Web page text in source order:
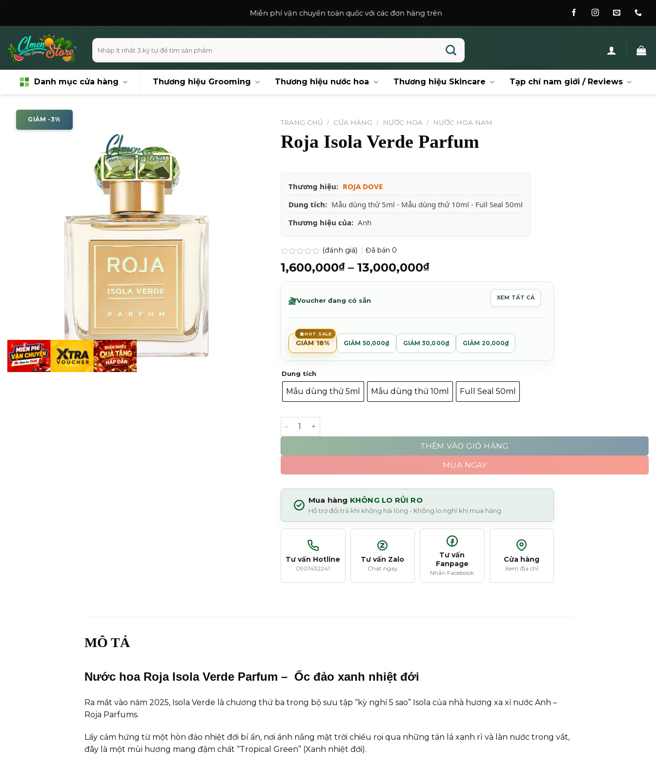
Miễn phí vận chuyển toàn quốc với các đơn hàng trên150,000₫.
Tìm
kiếm:
Danh mục cửa hàng Thương hiệu Grooming Thương hiệu nước hoa Thương hiệu Skincare Tạp chí nam giới / Reviews
GIẢM -3% TRANG CHỦ / CỬA HÀNG / NƯỚC HOA / NƯỚC HOA NAM
Roja Isola Verde Parfum
Thương hiệu: ROJA DOVE
Dung tích: Mẫu dùng thử 5ml - Mẫu dùng thử 10ml - Full Seal 50ml
Thương hiệu của: Anh
Được
xếp
0.0
sao
(đánh giá) Đã bán 0
1,600,000₫ – 13,000,000₫Khoảng
giá:
1,600,000₫
Voucher đang có sẵn XEM TẤT CẢ
HOT SALE
GIẢM 18% GIẢM 50,000₫ GIẢM 30,000₫ GIẢM 20,000₫
Dung tích
Mẫu dùng thử 5ml Mẫu dùng thử 10ml Full Seal 50ml
Roja Isola Verde Parfum số lượng
THÊM VÀO GIỎ HÀNG
MUA NGAY
Mua hàng KHÔNG LO RỦI RO
Hỗ trợ đổi trả khi không hài lòng - Không lo nghĩ khi mua hàng
Tư vấn Hotline
0901432241
Tư vấn Zalo
Chat ngay
Tư vấn
Fanpage
Nhắn Facebook
Cửa hàng
Xem địa chỉ
MÔ TẢ
Nước hoa Roja Isola Verde Parfum – Ốc đảo xanh nhiệt đới
Ra mắt vào năm 2025, Isola Verde là chương thứ ba trong bộ sưu tập “kỳ nghỉ 5 sao” Isola của nhà hương xa xỉ nước Anh –
Roja Parfums.
Lấy cảm hứng từ một hòn đảo nhiệt đới bí ẩn, nơi ánh nắng mặt trời chiếu rọi qua những tán lá xanh rì và làn nước trong vắt,
đây là một mùi hương mang đậm chất “Tropical Green” (Xanh nhiệt đới).